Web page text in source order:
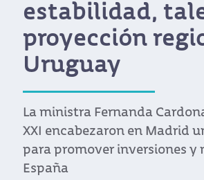
plataforma
expansión
empresas
Autoridades y referentes
destacaron en una nueva
Propuesta de Valor Uruguay
atributos que ofrece el país